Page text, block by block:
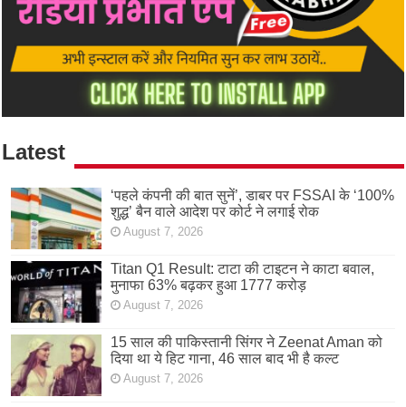
Latest
‘पहले कंपनी की बात सुनें’, डाबर पर FSSAI के ‘100%
शुद्ध’ बैन वाले आदेश पर कोर्ट ने लगाई रोक
August 7, 2026
Titan Q1 Result: टाटा की टाइटन ने काटा बवाल,
मुनाफा 63% बढ़कर हुआ 1777 करोड़
August 7, 2026
15 साल की पाकिस्तानी सिंगर ने Zeenat Aman को
दिया था ये हिट गाना, 46 साल बाद भी है कल्ट
August 7, 2026